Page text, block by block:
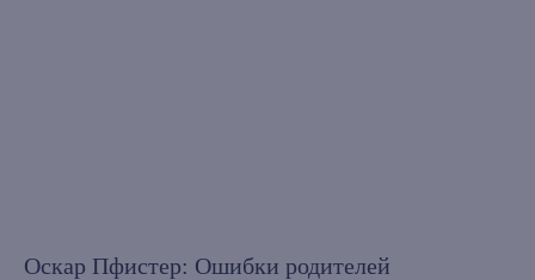
Оскар Пфистер: Ошибки родителей